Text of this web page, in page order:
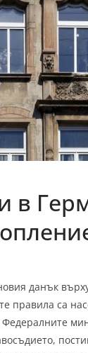
в
данък
правила са